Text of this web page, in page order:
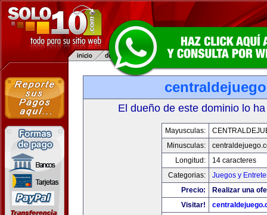
El dueño de este dominio lo
Mayusculas:
Minusculas:
Longitud:
14 caracteres
Categorias:
Juegos y
Precio:
Realizar una
Visitar!